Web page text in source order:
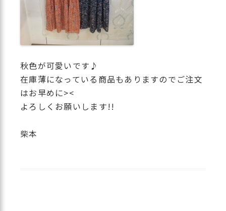
秋色が可愛いです♪
在庫薄になっている商品もありますのでご注文
はお早めに><
よろしくお願いします!!
柴本